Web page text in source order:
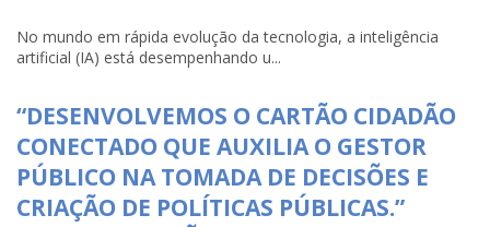
No mundo em rápida evolução da tecnologia, a inteligência
artificial (IA) está desempenhando u...
“DESENVOLVEMOS O CARTÃO CIDADÃO
CONECTADO QUE AUXILIA O GESTOR
PÚBLICO NA TOMADA DE DECISÕES E
CRIAÇÃO DE POLÍTICAS PÚBLICAS.”